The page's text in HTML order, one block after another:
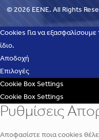
© 2026 EENE. All Rights
Cookies Για να
ίδιο.
Αποδοχή
Επιλογές
Cookie Box Settings
Cookie Box Settings
Ρυθμίσεις
Αποφασίστε ποια cookies